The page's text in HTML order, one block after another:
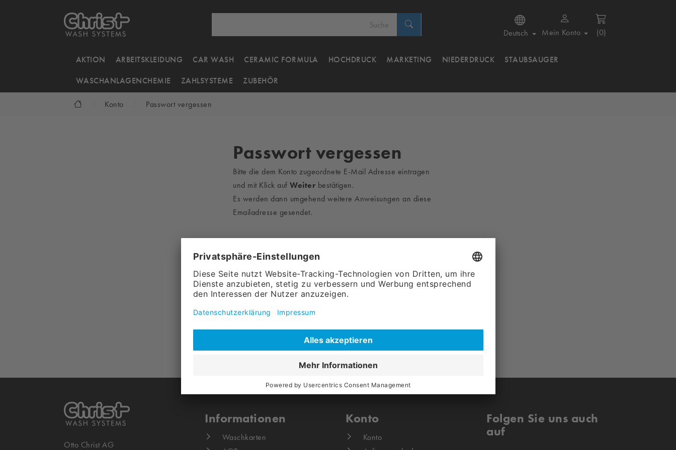
Deutsch Mein Konto (0)
AKTION ARBEITSKLEIDUNG CAR WASH CERAMIC FORMULA HOCHDRUCK MARKETING NIEDERDRUCK STAUBSAUGER
WASCHANLAGENCHEMIE ZAHLSYSTEME ZUBEHÖR
Konto Passwort vergessen
Passwort vergessen
Bitte die dem Konto zugeordnete E-Mail Adresse eintragen
und mit Klick auf Weiter bestätigen.
Es werden dann umgehend weitere Anweisungen an diese
Emailadresse gesendet.
E-Mail
Zurück
Otto Christ AG
Informationen
Waschkarten
Konto
Konto
Folgen Sie uns auch
auf